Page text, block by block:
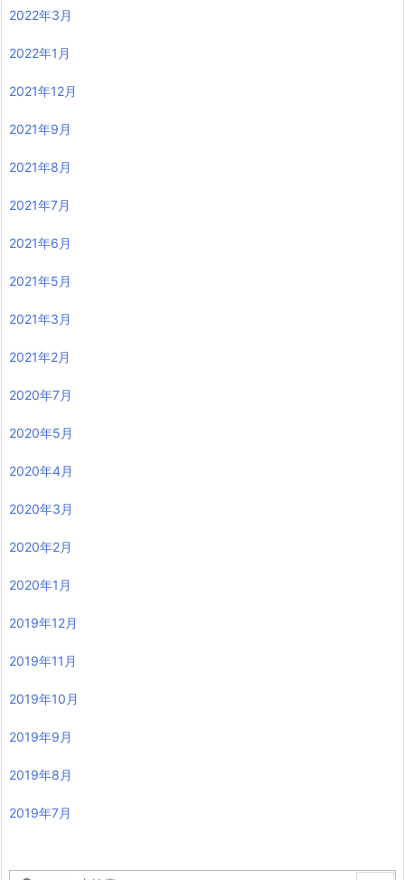
2022年3月
2022年1月
2021年12月
2021年9月
2021年8月
2021年7月
2021年6月
2021年5月
2021年3月
2021年2月
2020年7月
2020年5月
2020年4月
2020年3月
2020年2月
2020年1月
2019年12月
2019年11月
2019年10月
2019年9月
2019年8月
2019年7月